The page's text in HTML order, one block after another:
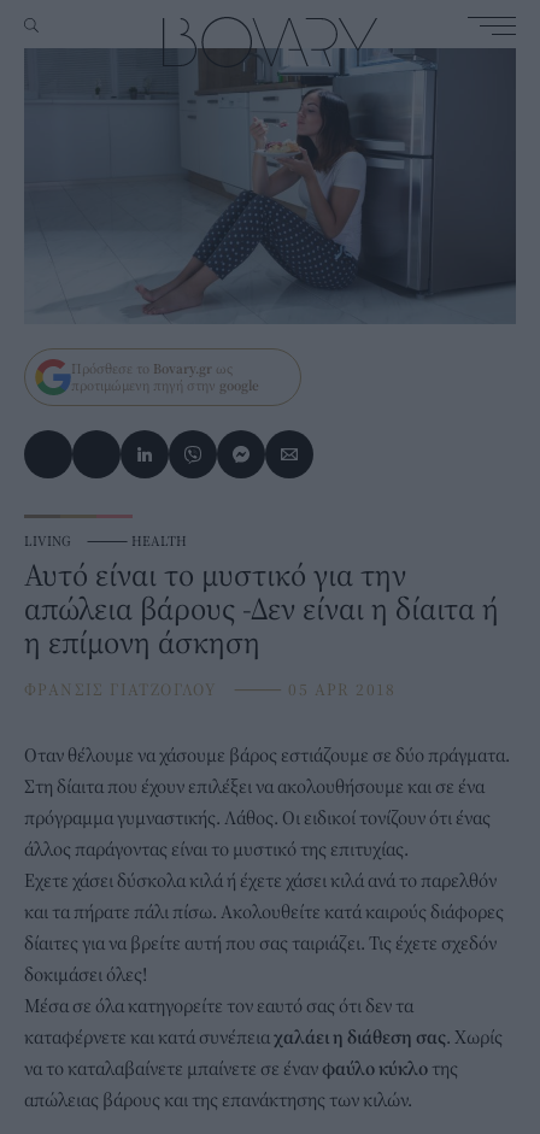
Πρόσθεσε το Bovary.gr ως
προτιμώμενη πηγή στην google
LIVING ⸻ HEALTH
Αυτό είναι το μυστικό για την
απώλεια βάρους -Δεν είναι η δίαιτα ή
η επίμονη άσκηση
ΦΡΑΝΣΙΣ ΓΙΑΤΖΟΓΛΟΥ ⸻ 05 APR 2018
Οταν θέλουμε να χάσουμε βάρος εστιάζουμε σε δύο πράγματα.
Στη δίαιτα που έχουν επιλέξει να ακολουθήσουμε και σε ένα
πρόγραμμα γυμναστικής. Λάθος. Οι ειδικοί τονίζουν ότι ένας
άλλος παράγοντας είναι το μυστικό της επιτυχίας.
Εχετε χάσει δύσκολα κιλά ή έχετε χάσει κιλά ανά το παρελθόν
και τα πήρατε πάλι πίσω. Ακολουθείτε κατά καιρούς διάφορες
δίαιτες για να βρείτε αυτή που σας ταιριάζει. Τις έχετε σχεδόν
δοκιμάσει όλες!
Μέσα σε όλα κατηγορείτε τον εαυτό σας ότι δεν τα
καταφέρνετε και κατά συνέπειαχαλάει η διάθεση σας. Χωρίς
να το καταλαβαίνετε μπαίνετε σε έναν φαύλο κύκλοτης
απώλειας βάρους και της επανάκτησης των κιλών.